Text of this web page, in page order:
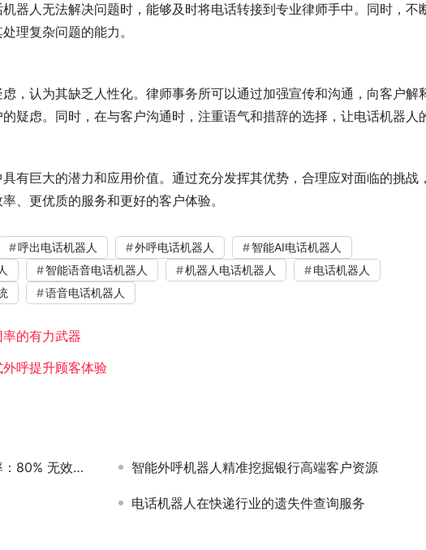
器人无法解决问题时，能够及时将电话转接到专业律师手中。同时，不
理复杂问题的能力。
，认为其缺乏人性化。律师事务所可以通过加强宣传和沟通，向客户解
疑虑。同时，在与客户沟通时，注重语气和措辞的选择，让电话机器人
有巨大的潜力和应用价值。通过充分发挥其优势，合理应对面临的挑战，
、更优质的服务和更好的客户体验。
呼出电话机器人 外呼电话机器人
智能AI电话机器人
智能语音电话机器人 机器人电话机器人
电话机器人
语音电话机器人
的有力武器
呼提升顾客体验
呼叫优化实践 智能外呼机器人精准挖掘银行高端客户资源
电话机器人在快递行业的遗失件查询服务